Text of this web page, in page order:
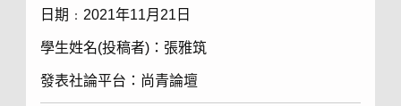
日期﹕2021年11月21日
學生姓名(投稿者)：張雅筑
發表社論平台：尚青論壇